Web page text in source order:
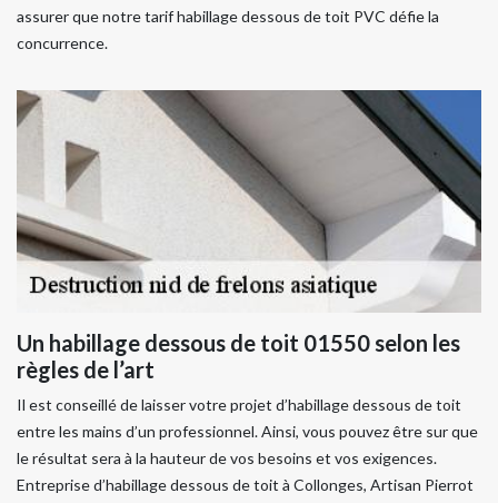
assurer que notre tarif habillage dessous de toit PVC défie la
concurrence.
Un habillage dessous de toit 01550 selon les
règles de l’art
Il est conseillé de laisser votre projet d’habillage dessous de toit
entre les mains d’un professionnel. Ainsi, vous pouvez être sur que
le résultat sera à la hauteur de vos besoins et vos exigences.
Entreprise d’habillage dessous de toit à Collonges, Artisan Pierrot